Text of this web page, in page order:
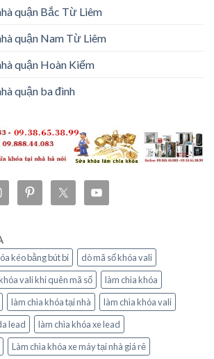
quận Bắc Từ Liêm
quận Nam Từ Liêm
quận Hoàn Kiếm
quận ba đình
kéo bằng bút bi
dò mã số khóa vali
vali khi quên mã số
làm chìa khóa
làm chìa khóa tại nhà
làm chìa khóa vali
lead
làm chìa khóa xe lead
Làm chìa khóa xe máy tại nhà giá rẻ